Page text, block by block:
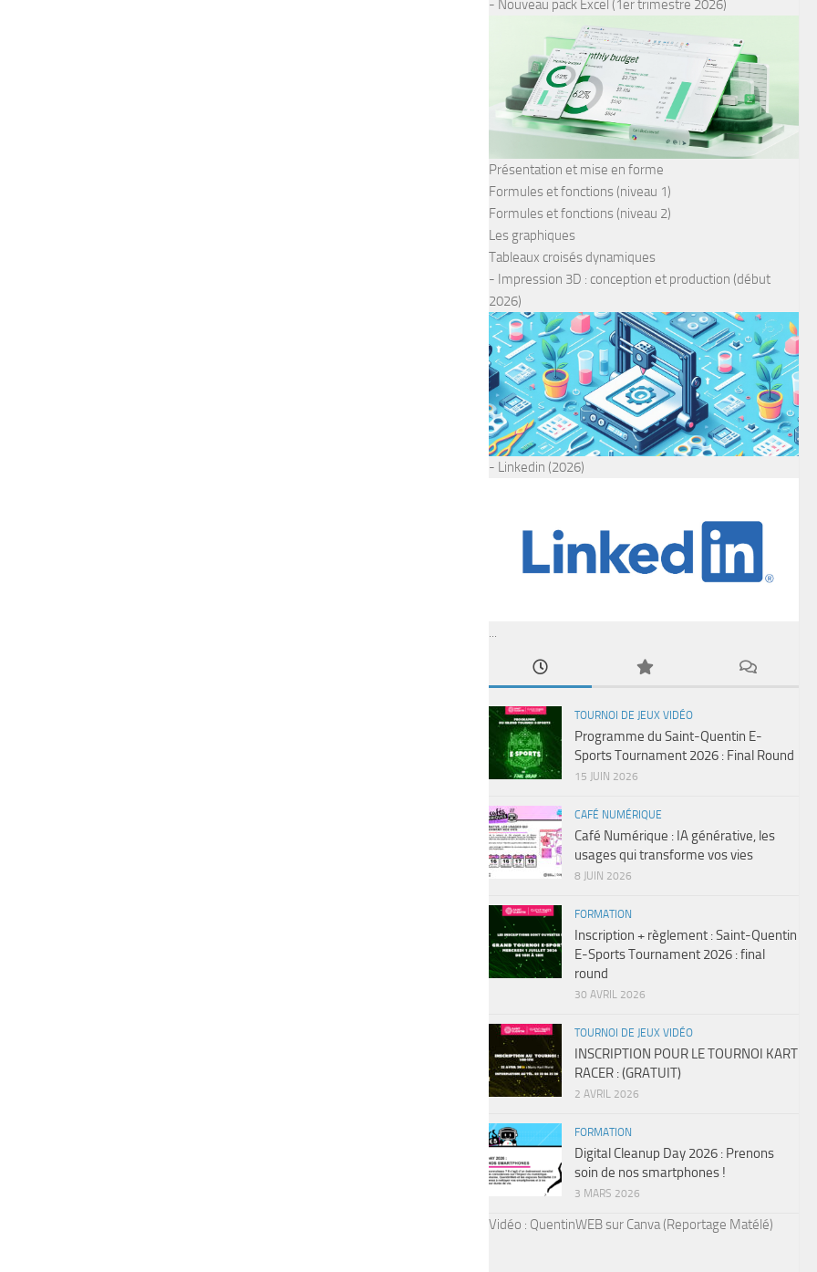
- Nouveau pack Excel (1er trimestre 2026)
Présentation et mise en forme
Formules et fonctions (niveau 1)
Formules et fonctions (niveau 2)
Les graphiques
Tableaux croisés dynamiques
- Impression 3D : conception et production (début
2026)
- Linkedin (2026)
...
TOURNOI DE JEUX VIDÉO
Programme du Saint-Quentin E-
Sports Tournament 2026 : Final Round
15 JUIN 2026
CAFÉ NUMÉRIQUE
Café Numérique : IA générative, les
usages qui transforme vos vies
8 JUIN 2026
FORMATION
Inscription + règlement : Saint-Quentin
E-Sports Tournament 2026 : final
round
30 AVRIL 2026
TOURNOI DE JEUX VIDÉO
INSCRIPTION POUR LE TOURNOI KART
RACER : (GRATUIT)
2 AVRIL 2026
FORMATION
Digital Cleanup Day 2026 : Prenons
soin de nos smartphones !
3 MARS 2026
Vidéo : QuentinWEB sur Canva (Reportage Matélé)